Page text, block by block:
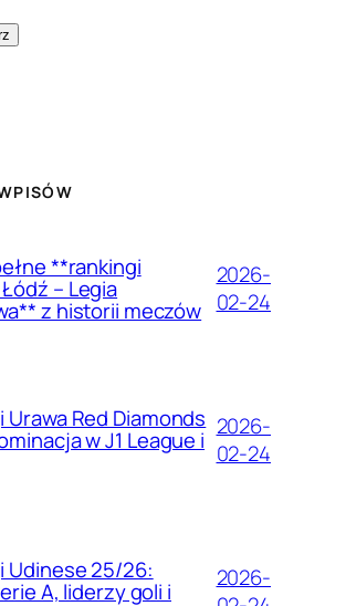
**rankingi
– Legia
z historii meczów
2026-
02-24
Urawa Red Diamonds
w J1 League i 2026-
02-24
Udinese 25/26:
A, liderzy goli i
2026-